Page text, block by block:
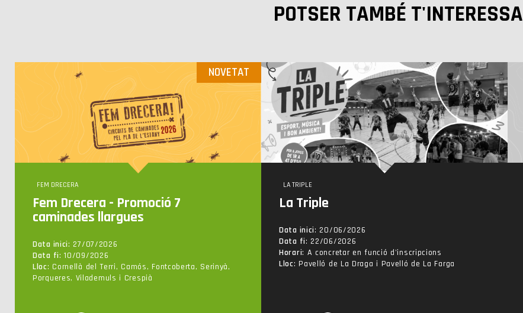
POTSER TAMBÉ T'INTERESSA
FEM DRECERA
Fem Drecera - Promoció 7
caminades llargues
Data inici: 27/07/2026
Data fi: 10/09/2026
Lloc: Cornellà del Terri, Camós, Fontcoberta, Serinyà,
Porqueres, Vilademuls i Crespià
NOVETAT
LA TRIPLE
La Triple
Data inici: 20/06/2026
Data fi: 22/06/2026
Horari: A concretar en funció d'inscripcions
Lloc: Pavelló de La Draga i Pavelló de La Farga